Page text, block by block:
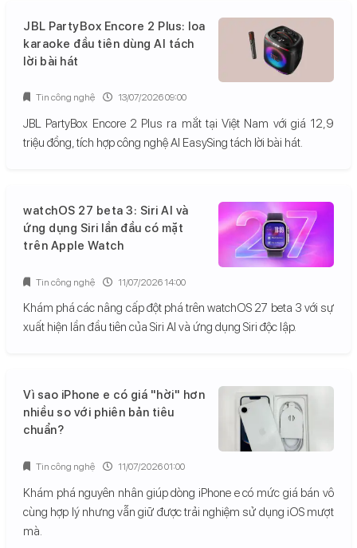
JBL PartyBox Encore 2 Plus: loa
karaoke đầu tiên dùng AI tách
lời bài hát
JBL PartyBox Encore 2 Plus ra mắt tại Việt Nam với giá 12,9
triệu đồng, tích hợp công nghệ AI EasySing tách lời bài hát.
Tin công nghệ 13/07/2026 09:00
watchOS 27 beta 3: Siri AI và
ứng dụng Siri lần đầu có mặt
trên Apple Watch
Khám phá các nâng cấp đột phá trên watchOS 27 beta 3 với sự
xuất hiện lần đầu tiên của Siri AI và ứng dụng Siri độc lập.
Tin công nghệ 11/07/2026 14:00
Vì sao iPhone e có giá "hời" hơn
nhiều so với phiên bản tiêu
chuẩn?
Khám phá nguyên nhân giúp dòng iPhone e có mức giá bán vô
cùng hợp lý nhưng vẫn giữ được trải nghiệm sử dụng iOS mượt
mà.
Tin công nghệ 11/07/2026 01:00